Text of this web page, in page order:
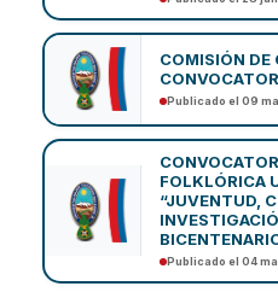
COMISIÓN DE
Publicado el 09
FOLKLÓRICA
“JUVENTUD,
Publicado el 04